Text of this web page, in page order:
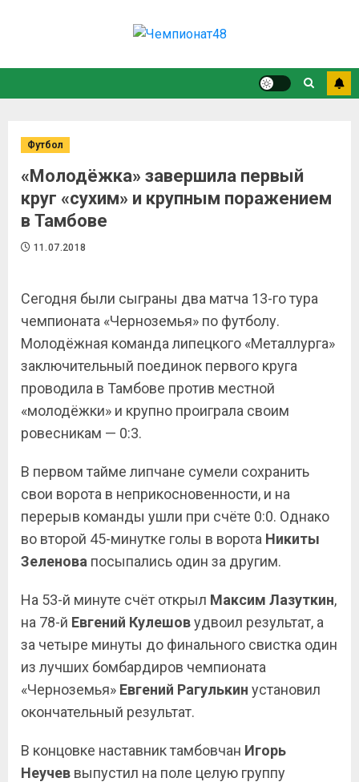
Футбол
«Молодёжка» завершила первый
круг «сухим» и крупным поражением
в Тамбове
11.07.2018
Сегодня были сыграны два матча 13-го тура
чемпионата «Черноземья» по футболу.
Молодёжная команда липецкого «Металлурга»
заключительный поединок первого круга
проводила в Тамбове против местной
«молодёжки» и крупно проиграла своим
ровесникам — 0:3.
В первом тайме липчане сумели сохранить
свои ворота в неприкосновенности, и на
перерыв команды ушли при счёте 0:0. Однако
во второй 45-минутке голы в ворота Никиты
Зеленова посыпались один за другим.
На 53-й минуте счёт открыл Максим Лазуткин,
на 78-й Евгений Кулешовудвоил результат, а
за четыре минуты до финального свистка один
из лучших бомбардиров чемпионата
«Черноземья» Евгений Рагулькин установил
окончательный результат.
В концовке наставник тамбовчан Игорь
Неучев выпустил на поле целую группу